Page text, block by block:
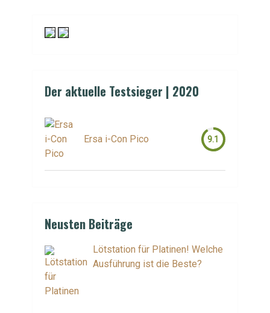
Der aktuelle Testsieger | 2020
Ersa i-Con Pico 9.1
Neusten Beiträge
Lötstation für Platinen! Welche
Ausführung ist die Beste?